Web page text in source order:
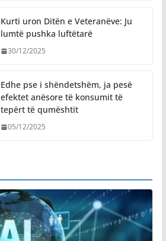
Kurti uron Ditën e Veteranëve: Ju
lumtë pushka luftëtarë
30/12/2025
Edhe pse i shëndetshëm, ja pesë
efektet anësore të konsumit të
tepërt të qumështit
05/12/2025